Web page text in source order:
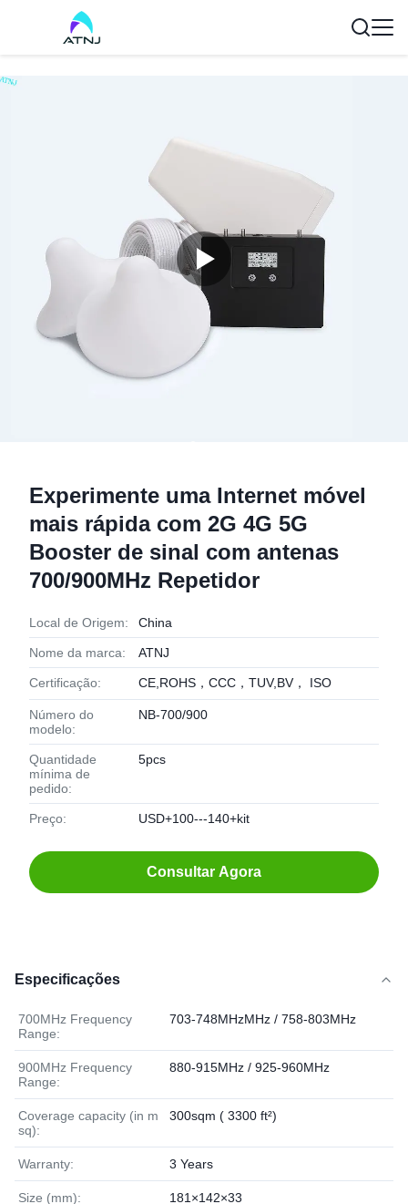
Experimente uma Internet móvel
mais rápida com 2G 4G 5G
Booster de sinal com antenas
700/900MHz Repetidor
Local de Origem: China
Nome da marca: ATNJ
Certificação: CE,ROHS，CCC，TUV,BV， ISO
Número do
modelo:
NB-700/900
Quantidade
mínima de
pedido:
5pcs
Preço: USD+100---140+kit
Consultar Agora
Especificações
700MHz Frequency
Range:
703-748MHzMHz / 758-803MHz
900MHz Frequency
Range:
880-915MHz / 925-960MHz
Coverage capacity (in m
sq):
300sqm ( 3300 ft²)
Warranty: 3 Years
Size (mm): 181×142×33